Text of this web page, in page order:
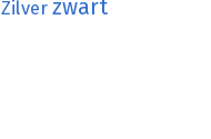
Zilver zwart